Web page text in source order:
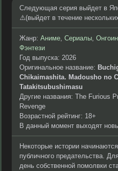
Следующая серия выйдет в
⚠️(выйдет в течение
Жанр: Аниме, Сериалы,
Фэнтези
Год выпуска: 2026
Оригинальное название:
Chikaimashita. Madousho no
Tatakitsubushimasu
Другие названия: The Furious
Revenge
Возрастной рейтинг: 18+
В данный момент выходят
Некоторые истории
публичного предательства.
день собственной помолвки